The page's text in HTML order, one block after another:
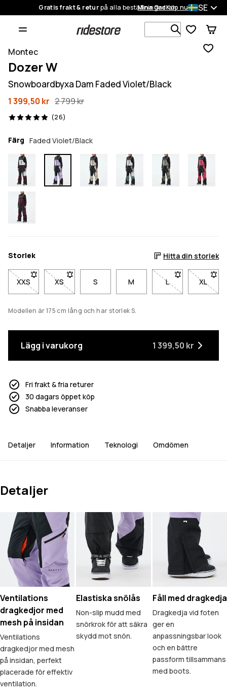
Gratis frakt & returpå alla beställningarKöp nu
Mina Ordrar SE
Sök bland
Montec
Dozer W
Snowboardbyxa Dam Faded Violet/Black
1 399,50 kr 2 799 kr
(26)
26 recensioner, 5/5
Färg Faded Violet/Black
Storlek Hitta din storlek
XXS- Storlek XXS är inte tillgänglig. Klicka för att bli meddelad
XS- Storlek XS är inte tillgänglig. Klicka för att bli
S M L- Storlek L är inte
XL
-
Modellen är 175 cm lång och har storlek S.
Lägg i varukorg 1 399,50 kr
Fri frakt & fria returer
30 dagars öppet köp
Snabba leveranser
Detaljer Information Teknologi Omdömen
Detaljer
Ventilations
dragkedjor med
mesh på insidan
Ventilations
dragkedjor med mesh
på insidan, perfekt
placerade för effektiv
ventilation.
Elastiska snölås
Non-slip mudd med
snörkrok för att säkra
skydd mot snön.
Fåll med dragkedja
Dragkedja vid foten
ger en
anpassningsbar look
och en bättre
passform tillsammans
med boots.